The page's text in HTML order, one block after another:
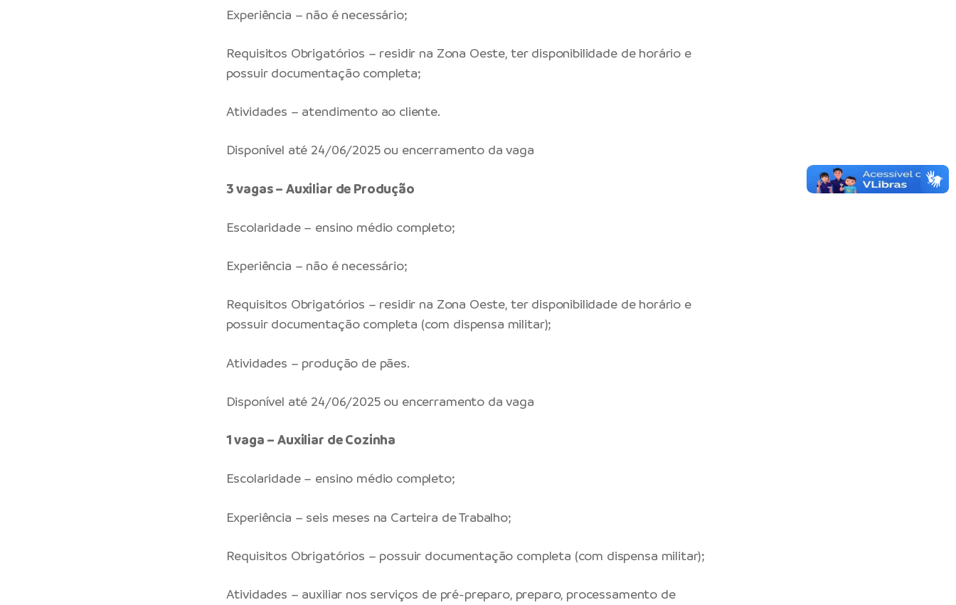
Experiência – não é necessário;
Requisitos Obrigatórios – residir na Zona Oeste, ter disponibilidade de horário e
possuir documentação completa;
Atividades – atendimento ao cliente.
Disponível até 24/06/2025 ou encerramento da vaga
3 vagas – Auxiliar de Produção
Escolaridade – ensino médio completo;
Experiência – não é necessário;
Requisitos Obrigatórios – residir na Zona Oeste, ter disponibilidade de horário e
possuir documentação completa (com dispensa militar);
Atividades – produção de pães.
Disponível até 24/06/2025 ou encerramento da vaga
1 vaga – Auxiliar de Cozinha
Escolaridade – ensino médio completo;
Experiência – seis meses na Carteira de Trabalho;
Requisitos Obrigatórios – possuir documentação completa (com dispensa militar);
Atividades – auxiliar nos serviços de pré-preparo, preparo, processamento de